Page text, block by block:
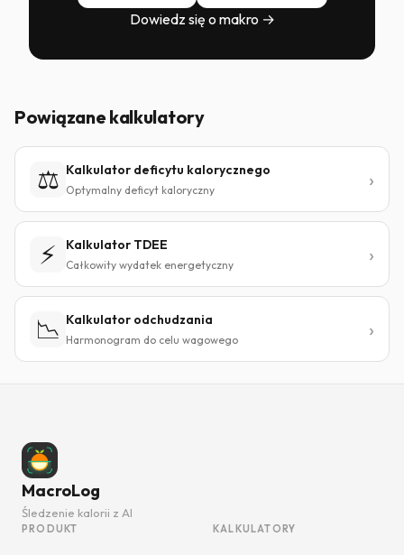
Dowiedz się o makro →
Powiązane kalkulatory
⚖️ Kalkulator deficytu kalorycznego
Optymalny deficyt kaloryczny
⚡ Kalkulator TDEE
Całkowity wydatek energetyczny
📉 Kalkulator odchudzania
Harmonogram do celu wagowego
MacroLog
Śledzenie kalorii z AI
PRODUKT KALKULATORY